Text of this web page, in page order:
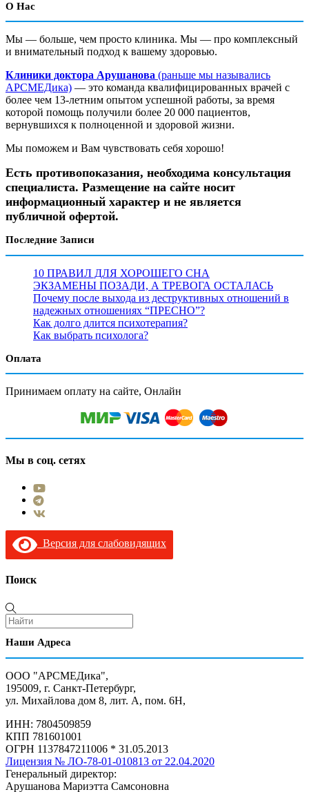
О Нас
Мы — больше, чем просто клиника. Мы — про комплексный
и внимательный подход к вашему здоровью.
Клиники доктора Арушанова (раньше мы назывались
АРСМЕДика) — это команда квалифицированных врачей с
более чем 13-летним опытом успешной работы, за время
которой помощь получили более 20 000 пациентов,
вернувшихся к полноценной и здоровой жизни.
Мы поможем и Вам чувствовать себя хорошо!
Есть противопоказания, необходима консультация
специалиста. Размещение на сайте носит
информационный характер и не является
публичной офертой.
Последние Записи
10 ПРАВИЛ ДЛЯ ХОРОШЕГО СНА
ЭКЗАМЕНЫ ПОЗАДИ, А ТРЕВОГА ОСТАЛАСЬ
Почему после выхода из деструктивных отношений в
надежных отношениях “ПРЕСНО”?
Как долго длится психотерапия?
Как выбрать психолога?
Оплата
Принимаем оплату на сайте, Онлайн
Мы в соц. сетях
Версия для слабовидящих
Поиск
Наши Адреса
ООО "АРСМЕДика",
195009, г. Санкт-Петербург,
ул. Михайлова дом 8, лит. А, пом. 6Н,
ИНН: 7804509859
КПП 781601001
ОГРН 1137847211006 * 31.05.2013
Лицензия № ЛО-78-01-010813 от 22.04.2020
Генеральный директор:
Арушанова Мариэтта Самсоновна